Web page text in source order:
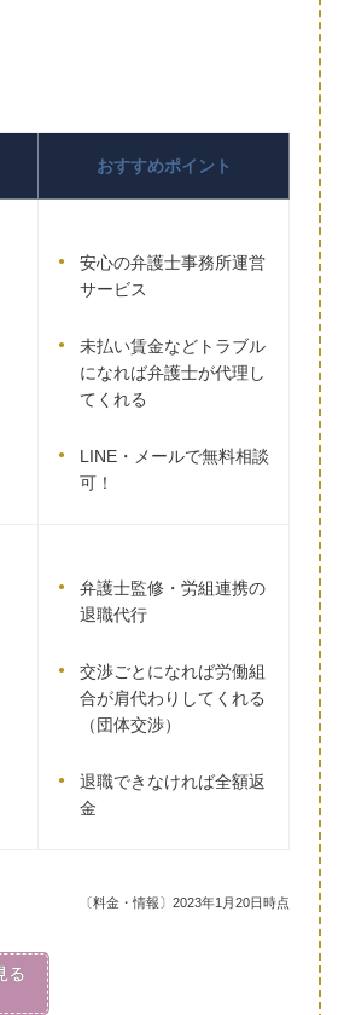
おすすめポイント
安心の弁護士事務所運営
サービス
未払い賃金などトラブル
になれば弁護士が代理し
てくれる
LINE・メールで無料相談
可！
弁護士監修・労組連携の
退職代行
交渉ごとになれば労働組
合が肩代わりしてくれる
（団体交渉）
退職できなければ全額返
金
〔料金・情報〕2023年1月20日時点
る